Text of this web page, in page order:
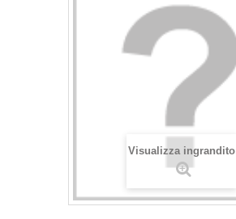
Visualizza ingrandito